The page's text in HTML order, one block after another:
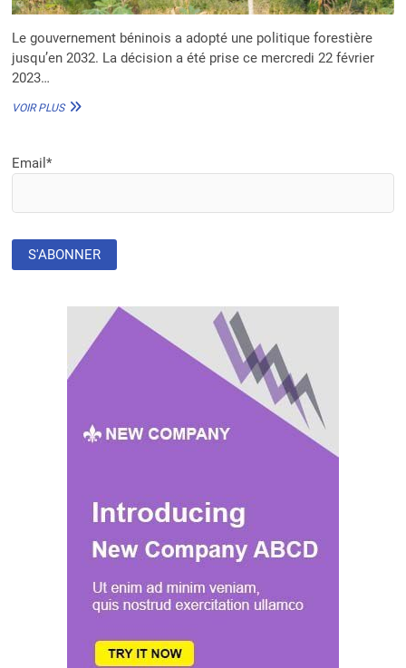
Le gouvernement béninois a adopté une politique forestière
jusqu’en 2032. La décision a été prise ce mercredi 22 février
2023…
VOIR PLUSLE
Email*